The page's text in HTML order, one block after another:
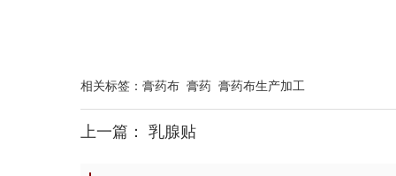
相关标签： 膏药布 膏药 膏药布生产加工
上一篇： 乳腺贴